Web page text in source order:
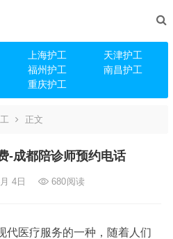
上海护工
天津护工
福州护工
南昌护工
重庆护工
正文
-成都陪诊师预约电话
4日 680阅读
医疗服务的一种，随着人们